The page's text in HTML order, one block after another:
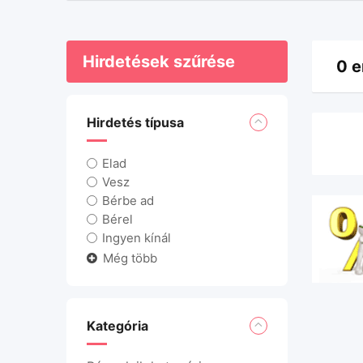
Hirdetések szűrése
Hirdetés típusa
Elad
Vesz
Bérbe ad
Bérel
Ingyen kínál
Még több
Kategória
0